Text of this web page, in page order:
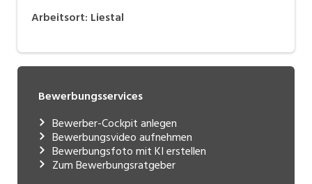
Arbeitsort: Liestal
Bewerbungsservices
Bewerber-Cockpit anlegen
Bewerbungsvideo aufnehmen
Bewerbungsfoto mit KI erstellen
Zum Bewerbungsratgeber